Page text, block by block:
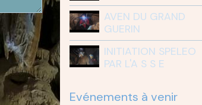
AVEN DU GRAND
GUERIN
INITIATION SPELEO
PAR L'A S S E
Evénements à venir